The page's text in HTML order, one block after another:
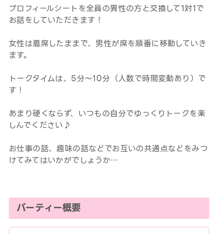
プロフィールシートを全員の異性の方と交換して1対1で
お話をしていただきます！
女性は着席したままで、男性が席を順番に移動していき
ます。
トークタイムは、5分～10分（人数で時間変動あり）で
す！
あまり硬くならず、いつもの自分でゆっくりトークを楽
しんでください♪
お仕事の話、趣味の話などでお互いの共通点などをみつ
けてみてはいかがでしょうか…
パーティー概要